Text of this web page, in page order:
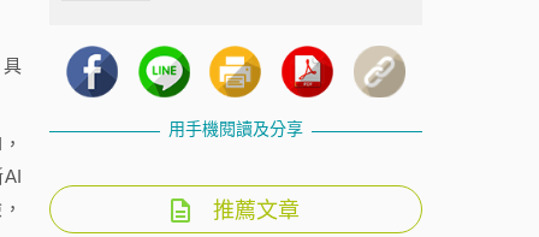
用手機閱讀及分享
推薦文章